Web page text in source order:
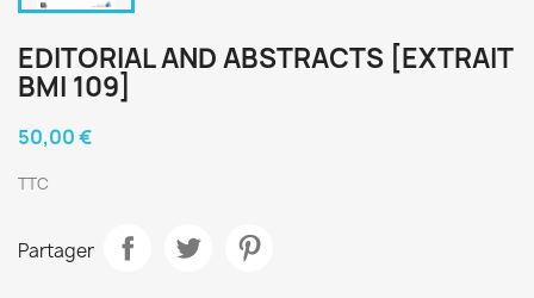
EDITORIAL AND ABSTRACTS [EXTRAIT
BMI 109]
50,00 €
TTC
Partager